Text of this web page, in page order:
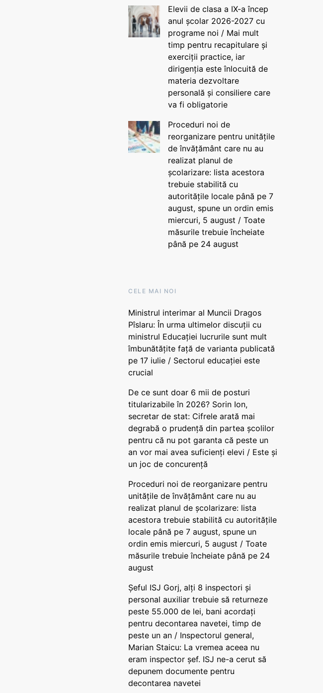
Elevii de clasa a IX-a încep
anul școlar 2026-2027 cu
programe noi / Mai mult
timp pentru recapitulare și
exerciții practice, iar
dirigenția este înlocuită de
materia dezvoltare
personală și consiliere care
va fi obligatorie
Proceduri noi de
reorganizare pentru unitățile
de învățământ care nu au
realizat planul de
școlarizare: lista acestora
trebuie stabilită cu
autoritățile locale până pe 7
august, spune un ordin emis
miercuri, 5 august / Toate
măsurile trebuie încheiate
până pe 24 august
CELE MAI NOI
Ministrul interimar al Muncii Dragos
Pîslaru: În urma ultimelor discuții cu
ministrul Educației lucrurile sunt mult
îmbunătățite față de varianta publicată
pe 17 iulie / Sectorul educației este
crucial
De ce sunt doar 6 mii de posturi
titularizabile în 2026? Sorin Ion,
secretar de stat: Cifrele arată mai
degrabă o prudență din partea școlilor
pentru că nu pot garanta că peste un
an vor mai avea suficienți elevi / Este și
un joc de concurență
Proceduri noi de reorganizare pentru
unitățile de învățământ care nu au
realizat planul de școlarizare: lista
acestora trebuie stabilită cu autoritățile
locale până pe 7 august, spune un
ordin emis miercuri, 5 august / Toate
măsurile trebuie încheiate până pe 24
august
Șeful ISJ Gorj, alți 8 inspectori și
personal auxiliar trebuie să returneze
peste 55.000 de lei, bani acordați
pentru decontarea navetei, timp de
peste un an / Inspectorul general,
Marian Staicu: La vremea aceea nu
eram inspector șef. ISJ ne-a cerut să
depunem documente pentru
decontarea navetei